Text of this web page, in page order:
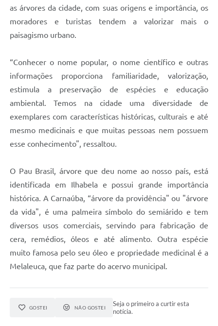
as árvores da cidade, com suas origens e importância, os
moradores e turistas tendem a valorizar mais o
paisagismo urbano.
“Conhecer o nome popular, o nome científico e outras
informações proporciona familiaridade, valorização,
estimula a preservação de espécies e educação
ambiental. Temos na cidade uma diversidade de
exemplares com características históricas, culturais e até
mesmo medicinais e que muitas pessoas nem possuem
esse conhecimento", ressaltou.
O Pau Brasil, árvore que deu nome ao nosso país, está
identificada em Ilhabela e possui grande importância
histórica. A Carnaúba, “árvore da providência" ou "árvore
da vida", é uma palmeira símbolo do semiárido e tem
diversos usos comerciais, servindo para fabricação de
cera, remédios, óleos e até alimento. Outra espécie
muito famosa pelo seu óleo e propriedade medicinal é a
Melaleuca, que faz parte do acervo municipal.
GOSTEI NÃO GOSTEI
Seja o primeiro a curtir esta
notícia.